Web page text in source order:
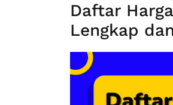
Daftar
Lengkap